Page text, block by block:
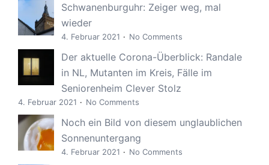
Schwanenburguhr: Zeiger weg, mal
wieder
4. Februar 2021 No Comments
Der aktuelle Corona-Überblick: Randale
in NL, Mutanten im Kreis, Fälle im
Seniorenheim Clever Stolz
4. Februar 2021 No Comments
Noch ein Bild von diesem unglaublichen
Sonnenuntergang
4. Februar 2021 No Comments